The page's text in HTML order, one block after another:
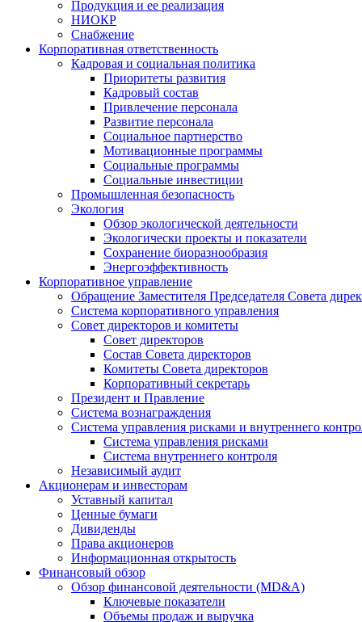
Продукция и ее реализация
НИОКР
Снабжение
Корпоративная ответственность
Кадровая и социальная политика
Приоритеты развития
Кадровый состав
Привлечение персонала
Развитие персонала
Социальное партнерство
Мотивационные программы
Социальные программы
Социальные инвестиции
Промышленная безопасность
Экология
Обзор экологической деятельности
Экологически проекты и показатели
Сохранение биоразнообразия
Энергоэффективность
Корпоративное управление
Обращение Заместителя Председателя Совета
Система корпоративного управления
Совет директоров и комитеты
Совет директоров
Состав Совета директоров
Комитеты Совета директоров
Корпоративный секретарь
Президент и Правление
Система вознаграждения
Система управления рисками и внутреннего
Система управления рисками
Система внутреннего контроля
Независимый аудит
Акционерам и инвесторам
Уставный капитал
Ценные бумаги
Дивиденды
Права акционеров
Информационная открытость
Финансовый обзор
Обзор финансовой деятельности (MD&A)
Ключевые показатели
Объемы продаж и выручка